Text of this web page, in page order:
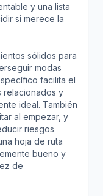
y una lista
si merece la
sólidos para
modas
facilita el
relacionados y
ideal. También
al empezar, y
riesgos
hoja de ruta
bueno y
de